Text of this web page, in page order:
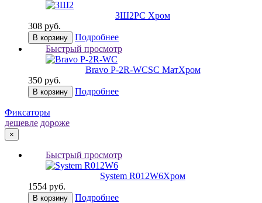
ЗШ2PC Хром
308 руб.
В корзину
Подробнее
Быстрый просмотр
Bravo P-2R-WCSC МатХром
350 руб.
В корзину Подробнее
Фиксаторы
дешевле дороже
×
Быстрый просмотр
System R012W6Хром
1554 руб.
В корзину
Подробнее